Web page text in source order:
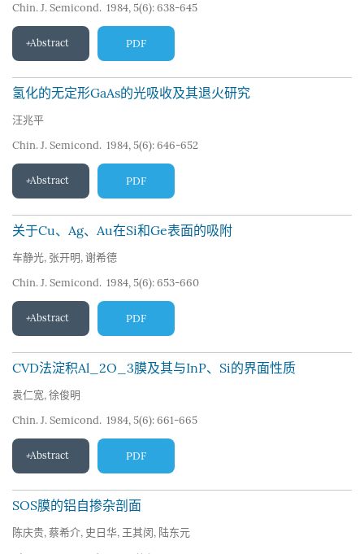
Chin. J. Semicond. 1984, 5(6): 638-645
Abstract PDF
氢化的无定形GaAs的光吸收及其退火研究
汪兆平
Chin. J. Semicond. 1984, 5(6): 646-652
Abstract PDF
关于Cu、Ag、Au在Si和Ge表面的吸附
车静光, 张开明 , 谢希德
Chin. J. Semicond. 1984, 5(6): 653-660
Abstract PDF
CVD法淀积Al_2O_3膜及其与InP、Si的界面性质
袁仁宽, 徐俊明
Chin. J. Semicond. 1984, 5(6): 661-665
Abstract PDF
SOS膜的铝自掺杂剖面
陈庆贵, 蔡希介, 史日华, 王其闵 , 陆东元